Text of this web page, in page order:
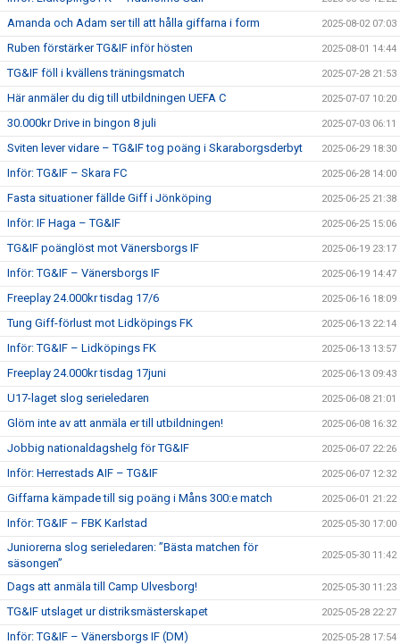
Amanda och Adam ser till att hålla giffarna i form 2025-08-02 07:03
Ruben förstärker TG&IF inför hösten 2025-08-01 14:44
TG&IF föll i kvällens träningsmatch 2025-07-28 21:53
Här anmäler du dig till utbildningen UEFA C 2025-07-07 10:20
30.000kr Drive in bingon 8 juli 2025-07-03 06:11
Sviten lever vidare – TG&IF tog poäng i Skaraborgsderbyt 2025-06-29 18:30
Inför: TG&IF – Skara FC 2025-06-28 14:00
Fasta situationer fällde Giff i Jönköping 2025-06-25 21:38
Inför: IF Haga – TG&IF 2025-06-25 15:06
TG&IF poänglöst mot Vänersborgs IF 2025-06-19 23:17
Inför: TG&IF – Vänersborgs IF 2025-06-19 14:47
Freeplay 24.000kr tisdag 17/6 2025-06-16 18:09
Tung Giff-förlust mot Lidköpings FK 2025-06-13 22:14
Inför: TG&IF – Lidköpings FK 2025-06-13 13:57
Freeplay 24.000kr tisdag 17juni 2025-06-13 09:43
U17-laget slog serieledaren 2025-06-08 21:01
Glöm inte av att anmäla er till utbildningen! 2025-06-08 16:32
Jobbig nationaldagshelg för TG&IF 2025-06-07 22:26
Inför: Herrestads AIF – TG&IF 2025-06-07 12:32
Giffarna kämpade till sig poäng i Måns 300:e match 2025-06-01 21:22
Inför: TG&IF – FBK Karlstad 2025-05-30 17:00
Juniorerna slog serieledaren: ”Bästa matchen för
säsongen”
2025-05-30 11:42
Dags att anmäla till Camp Ulvesborg! 2025-05-30 11:23
TG&IF utslaget ur distriksmästerskapet 2025-05-28 22:27
Inför: TG&IF – Vänersborgs IF (DM) 2025-05-28 17:54